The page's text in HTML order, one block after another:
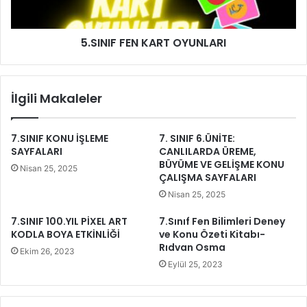
5.SINIF FEN KART OYUNLARI
İlgili Makaleler
7.SINIF KONU İŞLEME
SAYFALARI
Nisan 25, 2025
7. SINIF 6.ÜNİTE:
CANLILARDA ÜREME,
BÜYÜME VE GELİŞME KONU
ÇALIŞMA SAYFALARI
Nisan 25, 2025
7.SINIF 100.YIL PİXEL ART
KODLA BOYA ETKİNLİĞİ
Ekim 26, 2023
7.Sınıf Fen Bilimleri Deney
ve Konu Özeti Kitabı-
Rıdvan Osma
Eylül 25, 2023